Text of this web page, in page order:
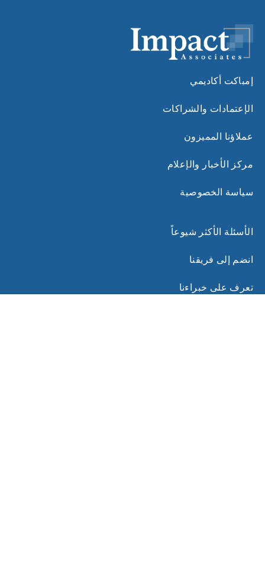
إمباكت أكاديمي
الإعتمادات والشراكات
عملاؤنا المميزون
مركز الأخبار والإعلام
سياسة الخصوصية
الأسئلة الأكثر شيوعاً
انضم إلى فريقنا
تعرف على خبراءنا